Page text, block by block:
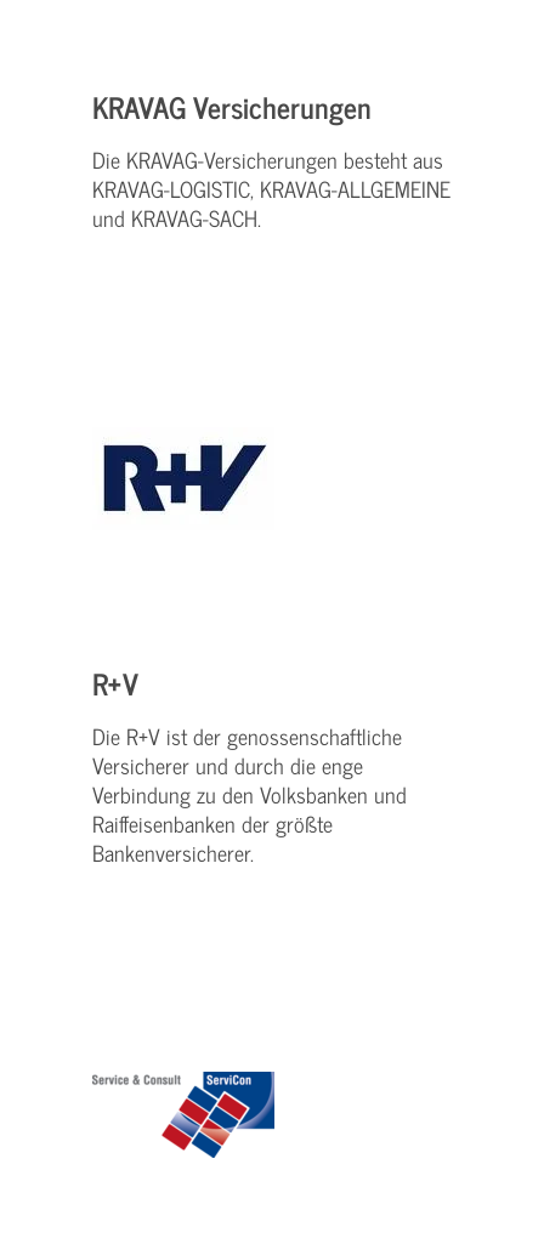
KRAVAG Versicherungen
Die KRAVAG-Versicherungen besteht aus
KRAVAG-LOGISTIC, KRAVAG-ALLGEMEINE
und KRAVAG-SACH.
R+V
Die R+V ist der genossenschaftliche
Versicherer und durch die enge
Verbindung zu den Volksbanken und
Raiffeisenbanken der größte
Bankenversicherer.